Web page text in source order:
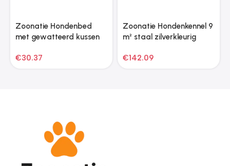
Zoonatie Hondenbed
met gewatteerd kussen
€30.37
Zoonatie Hondenkennel 9
m² staal zilverkleurig
€142.09